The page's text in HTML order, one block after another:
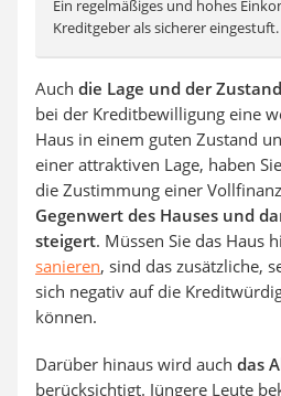
Ein regelmäßiges und hohes
Kreditgeber als sicherer eingestuft.
Auch die Lage und der
bei der Kreditbewilligung eine
Haus in einem guten Zustand
einer attraktiven Lage, haben
die Zustimmung einer
Gegenwert des Hauses und
steigert. Müssen Sie das Haus
sanieren, sind das zusätzliche,
sich negativ auf die
können.
Darüber hinaus wird auch das
berücksichtigt. Jüngere Leute